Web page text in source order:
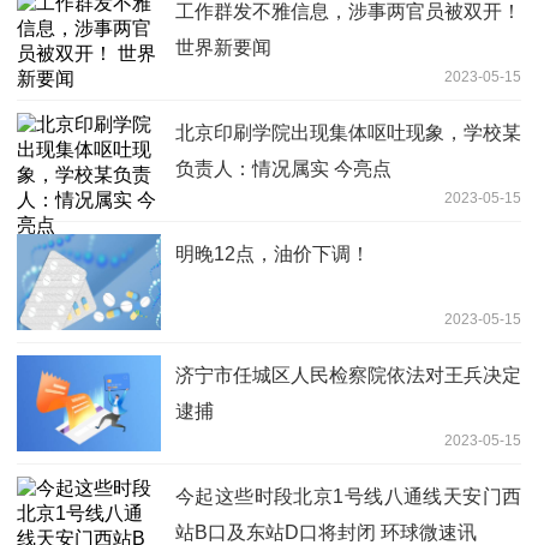
工作群发不雅信息，涉事两官员被双开！
世界新要闻
2023-05-15
北京印刷学院出现集体呕吐现象，学校某
负责人：情况属实 今亮点
2023-05-15
明晚12点，油价下调！
2023-05-15
济宁市任城区人民检察院依法对王兵决定
逮捕
2023-05-15
今起这些时段北京1号线八通线天安门西
站B口及东站D口将封闭 环球微速讯